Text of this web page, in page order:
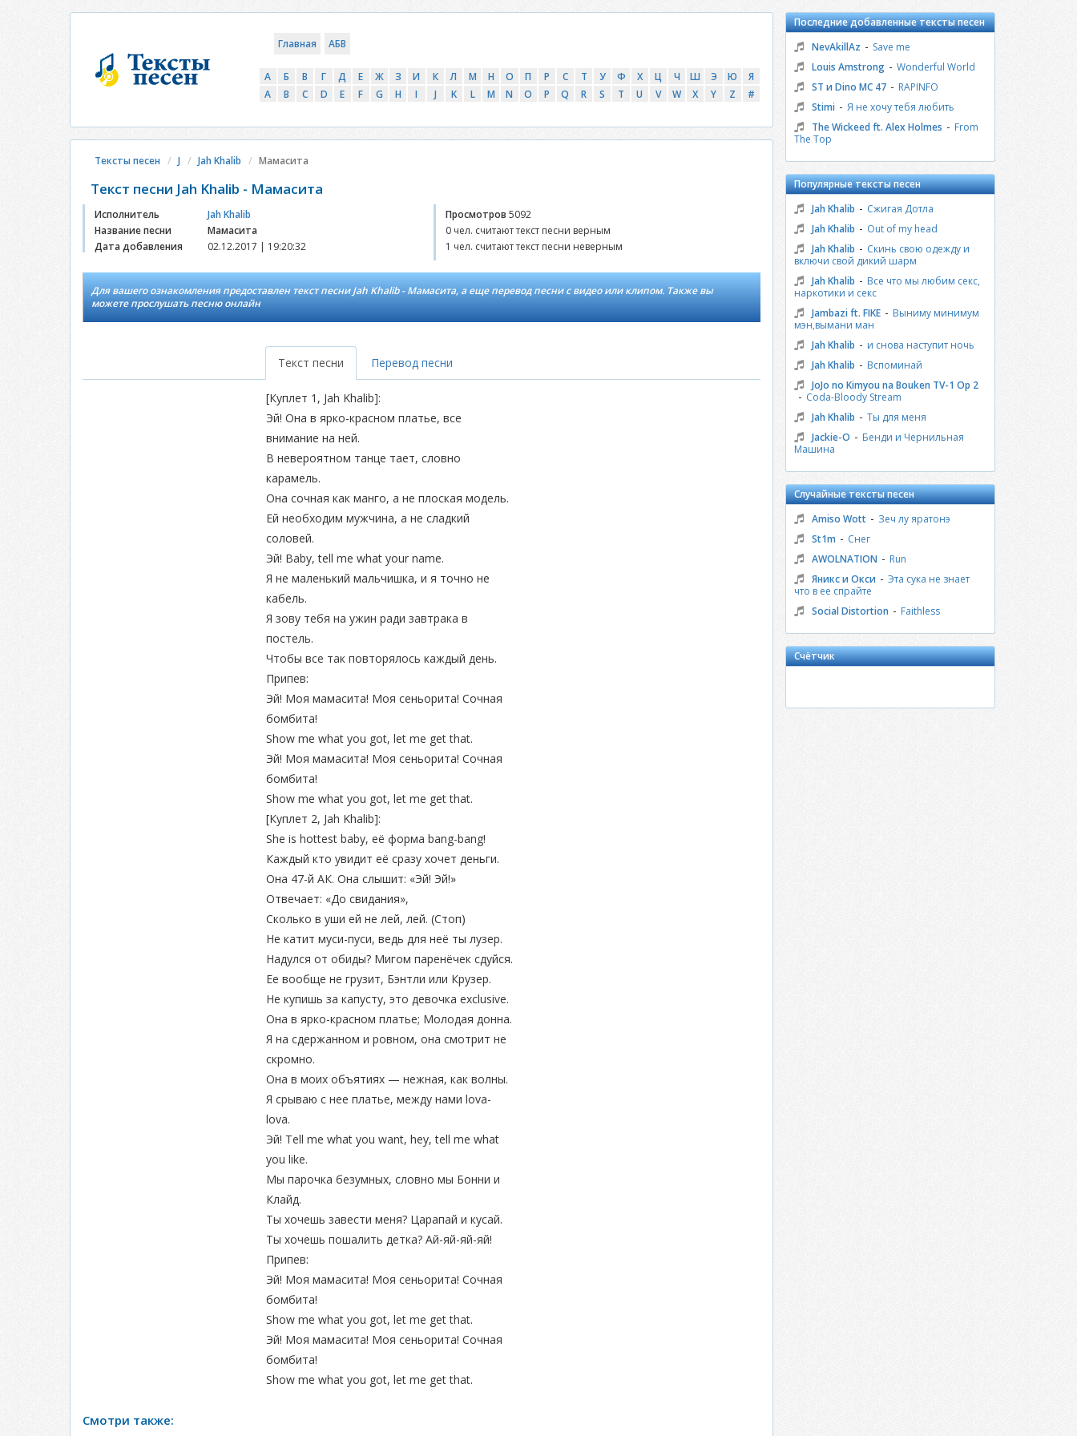
Главная АБВ
А Б В Г Д Е Ж З И К Л М Н О П Р С Т У Ф Х Ц Ч Ш Э Ю
Я
A
B C D E F G H I J K L M N O P Q R S T U V W X Y Z #
Тексты песен J Jah Khalib Мамасита
Текст песни Jah Khalib - Мамасита
Исполнитель
Jah Khalib
Название песни
Мамасита
Дата добавления
02.12.2017 | 19:20:32
Просмотров 5092
0 чел. считают текст песни верным
1 чел. считают текст песни неверным
Для вашего ознакомления предоставлен текст песни Jah Khalib - Мамасита, а еще перевод песни с видео или клипом. Также вы
можете прослушать песню онлайн
Текст песни Перевод песни
[Куплет 1, Jah Khalib]:
Эй! Она в ярко-красном платье, все
внимание на ней.
В невероятном танце тает, словно
карамель.
Она сочная как манго, а не плоская модель.
Ей необходим мужчина, а не сладкий
соловей.
Эй! Baby, tell me what your name.
Я не маленький мальчишка, и я точно не
кабель.
Я зову тебя на ужин ради завтрака в
постель.
Чтобы все так повторялось каждый день.
Припев:
Эй! Моя мамасита! Моя сеньорита! Сочная
бомбита!
Show me what you got, let me get that.
Эй! Моя мамасита! Моя сеньорита! Сочная
бомбита!
Show me what you got, let me get that.
[Куплет 2, Jah Khalib]:
She is hottest baby, её форма bang-bang!
Каждый кто увидит её сразу хочет деньги.
Она 47-й АК. Она слышит: «Эй! Эй!»
Отвечает: «До свидания»,
Сколько в уши ей не лей, лей. (Стоп)
Не катит муси-пуси, ведь для неё ты лузер.
Надулся от обиды? Мигом паренёчек сдуйся.
Ее вообще не грузит, Бэнтли или Крузер.
Не купишь за капусту, это девочка exclusive.
Она в ярко-красном платье; Молодая донна.
Я на сдержанном и ровном, она смотрит не
скромно.
Она в моих объятиях — нежная, как волны.
Я срываю с нее платье, между нами lova-
lova.
Эй! Tell me what you want, hey, tell me what
you like.
Мы парочка безумных, словно мы Бонни и
Клайд.
Ты хочешь завести меня? Царапай и кусай.
Ты хочешь пошалить детка? Ай-яй-яй-яй!
Припев:
Эй! Моя мамасита! Моя сеньорита! Сочная
бомбита!
Show me what you got, let me get that.
Эй! Моя мамасита! Моя сеньорита! Сочная
бомбита!
Show me what you got, let me get that.
Смотри также:
Последние добавленные тексты песен
NevAkillAz - Save me
Louis Amstrong - Wonderful World
ST и Dino MC 47 - RAPINFO
Stimi - Я не хочу тебя любить
The Wickeed ft. Alex Holmes - From
The Top
Популярные тексты песен
Jah Khalib - Сжигая Дотла
Jah Khalib - Out of my head
Jah Khalib - Скинь свою одежду и
включи свой дикий шарм
Jah Khalib - Все что мы любим секс,
наркотики и секс
Jambazi ft. FIKE - Выниму минимум
мэн,вымани ман
Jah Khalib - и снова наступит ночь
Jah Khalib - Вспоминай
JoJo no Kimyou na Bouken TV-1 Op 2
- Coda-Bloody Stream
Jah Khalib - Ты для меня
Jackie-O - Бенди и Чернильная
Машина
Случайные тексты песен
Amiso Wott - Зеч лу яратонэ
St1m - Снег
AWOLNATION - Run
Яникс и Окси - Эта сука не знает
что в ее спрайте
Social Distortion - Faithless
Счётчик